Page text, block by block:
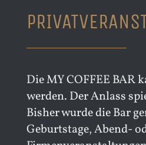
Die MY COFFEE BAR
werden. Der Anlass
Bisher wurde die Bar
Geburtstage, Abend-